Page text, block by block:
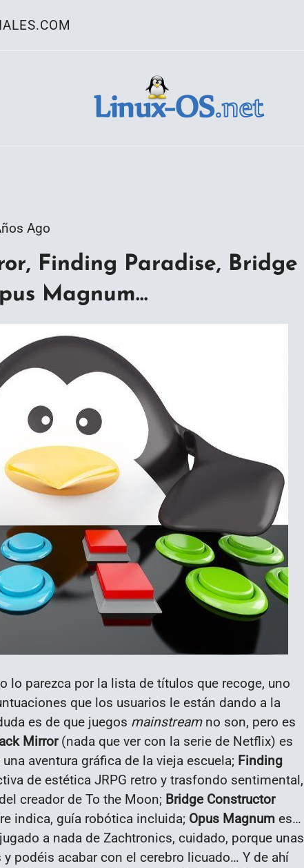
Ago
Finding Paradise, Bridge
Magnum…
lo parezca por la lista de títulos que recoge, uno
que los usuarios le están dando a la
es de que juegos mainstreamno son, pero es
Mirror(nada que ver con la serie de Netflix) es
aventura gráfica de la vieja escuela; Finding
de estética JRPG retro y trasfondo sentimental,
creador de To the Moon; Bridge Constructor
indica, guía robótica incluida; Opus Magnum es…
a nada de Zachtronics, cuidado, porque unas
podéis acabar con el cerebro licuado… Y de ahí